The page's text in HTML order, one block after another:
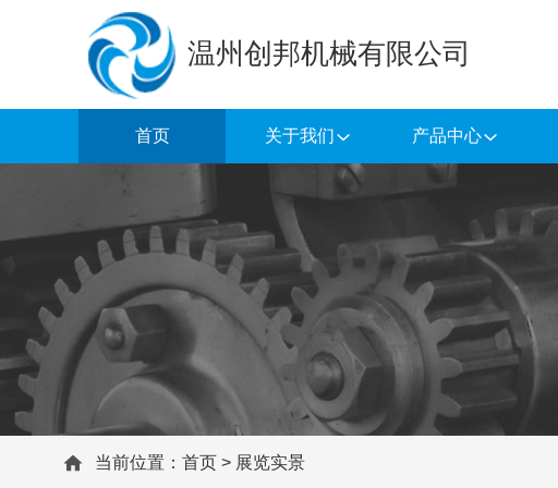
温州创邦机械有限公司
首页 关于我们 产品中心
当前位置： 首页 > 展览实景